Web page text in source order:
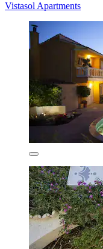
Vistasol Apartments